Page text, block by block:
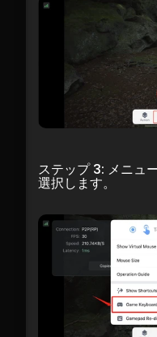
ステップ 3: メニュ
選択します。